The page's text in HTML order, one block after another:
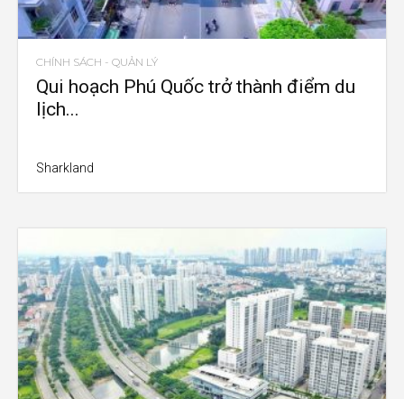
CHÍNH SÁCH - QUẢN LÝ
Qui hoạch Phú Quốc trở thành điểm du
lịch...
Sharkland